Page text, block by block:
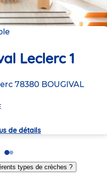
Leclerc 1
78380 BOUGIVAL
de détails
Go
to
slide
Go
to
slidetypes de crèches ?